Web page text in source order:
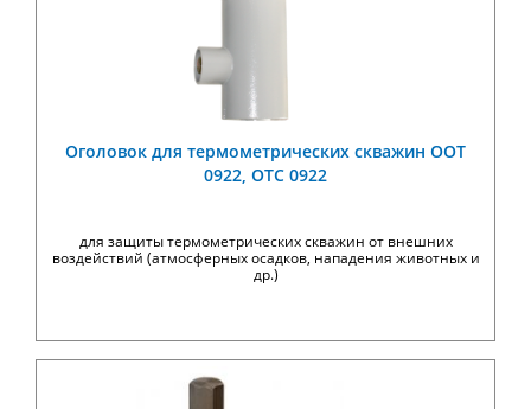
Оголовок для термометрических скважин ООТ
0922, ОТС 0922
для защиты термометрических скважин от внешних
воздействий (атмосферных осадков, нападения животных и
др.)